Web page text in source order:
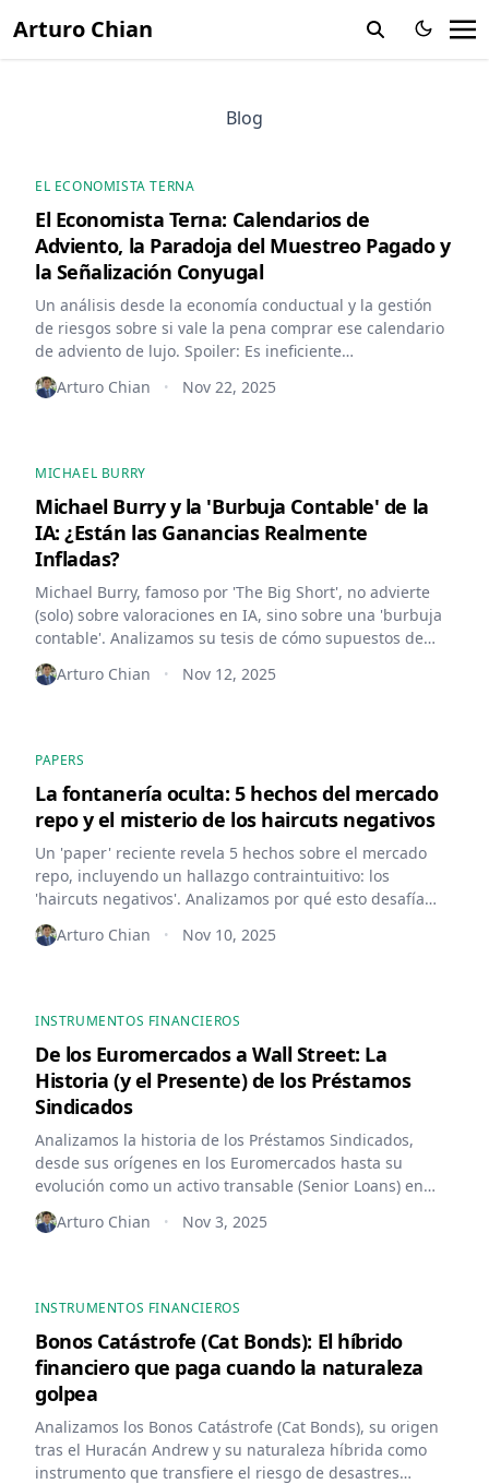
Arturo Chian
Blog
EL ECONOMISTA TERNA
El Economista Terna: Calendarios de
Adviento, la Paradoja del Muestreo Pagado y
la Señalización Conyugal
Un análisis desde la economía conductual y la gestión
de riesgos sobre si vale la pena comprar ese calendario
de adviento de lujo. Spoiler: Es ineficiente
financieramente, pero estratégicamente necesario.
Arturo Chian • Nov 22, 2025
MICHAEL BURRY
Michael Burry y la 'Burbuja Contable' de la
IA: ¿Están las Ganancias Realmente
Infladas?
Michael Burry, famoso por 'The Big Short', no advierte
(solo) sobre valoraciones en IA, sino sobre una 'burbuja
contable'. Analizamos su tesis de cómo supuestos de
depreciación extendidos podrían estar inflando
artificialmente las ganancias del sector.
Arturo Chian • Nov 12, 2025
PAPERS
La fontanería oculta: 5 hechos del mercado
repo y el misterio de los haircuts negativos
Un 'paper' reciente revela 5 hechos sobre el mercado
repo, incluyendo un hallazgo contraintuitivo: los
'haircuts negativos'. Analizamos por qué esto desafía
nuestra visión del riesgo de colateral y qué lo impulsa,
desde la demanda de 'specialness' hasta los mercados
Arturo Chian • Nov 10, 2025
INSTRUMENTOS FINANCIEROS
De los Euromercados a Wall Street: La
Historia (y el Presente) de los Préstamos
Sindicados
Analizamos la historia de los Préstamos Sindicados,
desde sus orígenes en los Euromercados hasta su
evolución como un activo transable (Senior Loans) en
mercados secundarios, impulsado por los LBOs y la
estandarización.
Arturo Chian • Nov 3, 2025
INSTRUMENTOS FINANCIEROS
Bonos Catástrofe (Cat Bonds): El híbrido
financiero que paga cuando la naturaleza
golpea
Analizamos los Bonos Catástrofe (Cat Bonds), su origen
tras el Huracán Andrew y su naturaleza híbrida como
instrumento que transfiere el riesgo de desastres